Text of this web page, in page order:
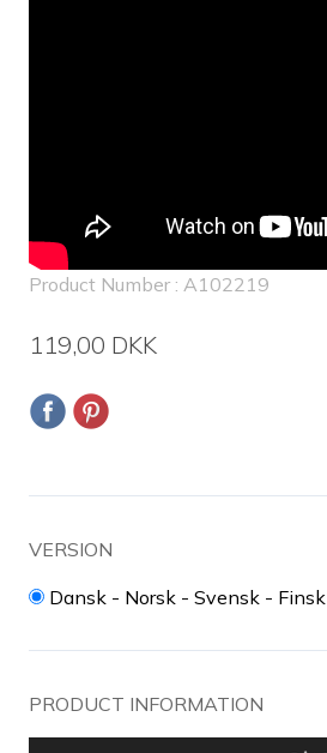
Product Number : A102219
119,00 DKK
VERSION
Dansk - Norsk - Svensk - Finsk
PRODUCT INFORMATION